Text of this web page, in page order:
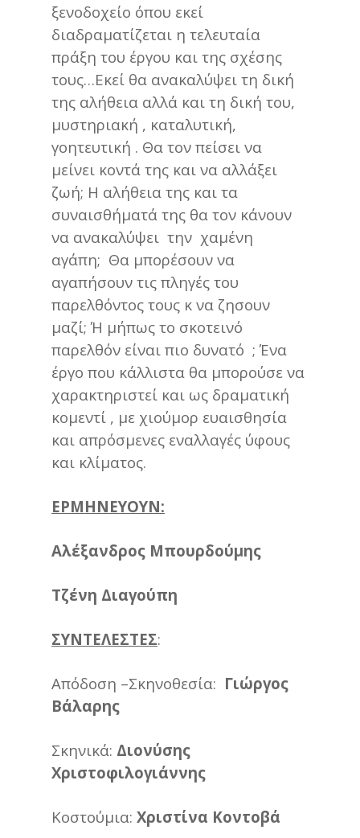
ξενοδοχείο όπου εκεί
διαδραματίζεται η τελευταία
πράξη του έργου και της σχέσης
τους…Εκεί θα ανακαλύψει τη δική
της αλήθεια αλλά και τη δική του,
μυστηριακή , καταλυτική,
γοητευτική . Θα τον πείσει να
μείνει κοντά της και να αλλάξει
ζωή; Η αλήθεια της και τα
συναισθήματά της θα τον κάνουν
να ανακαλύψει την χαμένη
αγάπη; Θα μπορέσουν να
αγαπήσουν τις πληγές του
παρελθόντος τους κ να ζησουν
μαζί; Ή μήπως το σκοτεινό
παρελθόν είναι πιο δυνατό ; Ένα
έργο που κάλλιστα θα μπορούσε να
χαρακτηριστεί και ως δραματική
κομεντί , με χιούμορ ευαισθησία
και απρόσμενες εναλλαγές ύφους
και κλίματος.
ΕΡΜΗΝΕΥΟΥΝ:
Αλέξανδρος Μπουρδούμης
Τζένη Διαγούπη
ΣΥΝΤΕΛΕΣΤΕΣ:
Απόδοση –Σκηνοθεσία: Γιώργος
Βάλαρης
Σκηνικά: Διονύσης
Χριστοφιλογιάννης
Κοστούμια: Χριστίνα Κοντοβά